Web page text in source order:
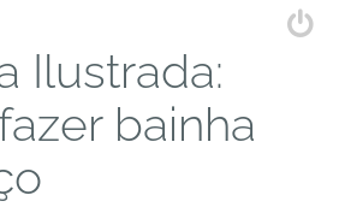
Ilustrada:
bainha